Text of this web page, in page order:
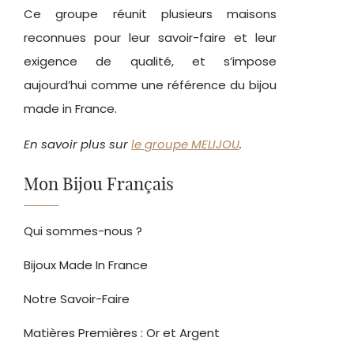
Ce groupe réunit plusieurs maisons
reconnues pour leur savoir-faire et leur
exigence de qualité, et s’impose
aujourd’hui comme une référence du bijou
made in France.
En savoir plus surle groupe MELIJOU.
Mon Bijou Français
Qui sommes-nous ?
Bijoux Made In France
Notre Savoir-Faire
Matières Premières : Or et Argent